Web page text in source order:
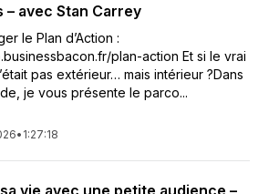
– avec Stan Carrey
le Plan d’Action :
plan-action Et si le vrai
pas extérieur… mais intérieur ?Dans
je vous présente le parco...
• 1:27:18
vie avec une petite audience –